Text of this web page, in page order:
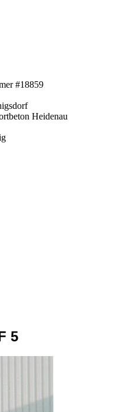
#18859
Heidenau
5